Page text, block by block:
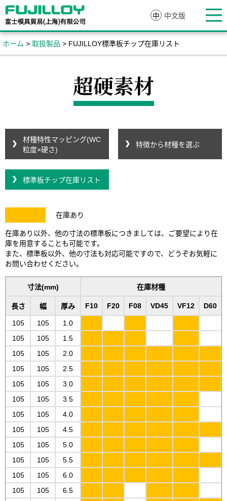
中 中文版
ホーム > 取扱製品 > FUJILLOY標準板チップ在庫リスト
材種特性マッピング(WC
粒度×硬さ)
特徴から材種を選ぶ
標準板チップ在庫リスト
在庫あり
在庫あり以外、他の寸法の標準板につきましては、ご要望により在
庫を用意することも可能です。
また、標準板以外、他の寸法も対応可能ですので、どうぞお気軽に
お問い合わせください。
寸法(mm) 在庫材種
長さ 幅 厚み F10 F20 F08 VD45 VF12 D60
105 105
1.0
105
105
1.5
105
105
2.0
105
105
2.5
105
105
3.0
105
105
3.5
105
105
4.0
105
105
4.5
105
105
5.0
105
105
5.5
105
105
6.0
105
105
6.5